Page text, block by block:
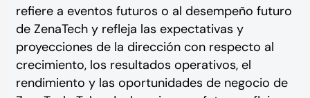
refiere a eventos futuros o al desempeño futuro
de ZenaTech y refleja las expectativas y
proyecciones de la dirección con respecto al
crecimiento, los resultados operativos, el
rendimiento y las oportunidades de negocio de